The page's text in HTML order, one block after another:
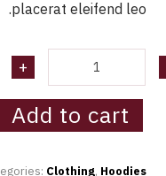
placerat eleifend leo.
+
Add to cart
Clothing, Hoodies